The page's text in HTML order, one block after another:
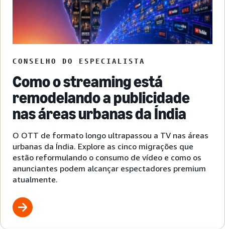
CONSELHO DO ESPECIALISTA
Como o streaming está
remodelando a publicidade
nas áreas urbanas da Índia
O OTT de formato longo ultrapassou a TV nas áreas
urbanas da Índia. Explore as cinco migrações que
estão reformulando o consumo de vídeo e como os
anunciantes podem alcançar espectadores premium
atualmente.